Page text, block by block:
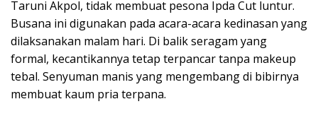
Taruni Akpol, tidak membuat pesona Ipda Cut luntur.
Busana ini digunakan pada acara-acara kedinasan yang
dilaksanakan malam hari. Di balik seragam yang
formal, kecantikannya tetap terpancar tanpa makeup
tebal. Senyuman manis yang mengembang di bibirnya
membuat kaum pria terpana.